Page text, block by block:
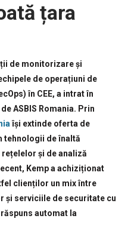
țara
de monitorizare și
de operațiuni de
în CEE, a intrat în
ASBIS Romania. Prin
își extinde oferta de
tehnologii de înaltă
și de analiză
Kemp a achiziționat
clienților un mix între
și serviciile de securitate cu
automat la